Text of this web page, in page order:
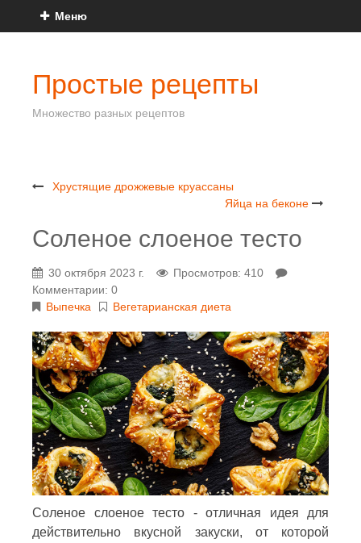
Меню
Простые рецепты
Множество разных рецептов
Хрустящие дрожжевые круассаны
Яйца на беконе
Соленое слоеное тесто
30 октября 2023 г.
Просмотров: 410
Комментарии: 0
Выпечка
Вегетарианская диета
Соленое слоеное тесто - отличная идея для
действительно вкусной закуски, от которой